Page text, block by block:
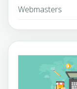
Webmasters